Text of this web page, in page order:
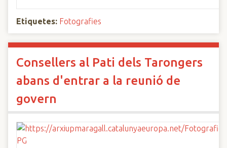
Etiquetes: Fotografies
Consellers al Pati dels Tarongers
abans d'entrar a la reunió de
govern